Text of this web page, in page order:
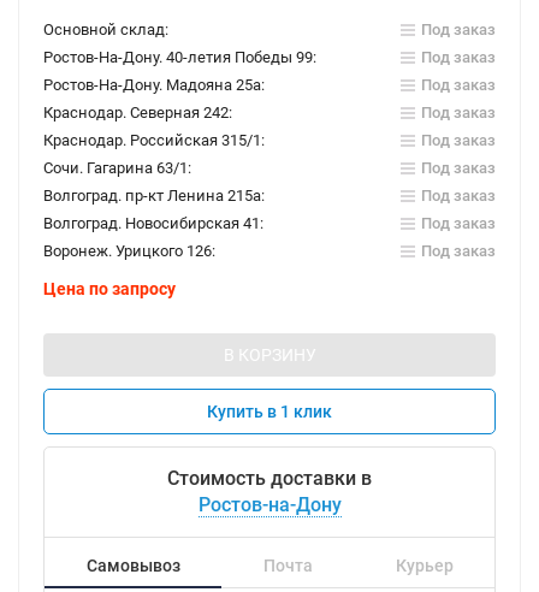
Основной склад:
Под заказ
Ростов-На-Дону. 40-летия Победы 99:
Под заказ
Ростов-На-Дону. Мадояна 25а:
Под заказ
Краснодар. Северная 242:
Под заказ
Краснодар. Российская 315/1:
Под заказ
Сочи. Гагарина 63/1:
Под заказ
Волгоград. пр-кт Ленина 215а:
Под заказ
Волгоград. Новосибирская 41:
Под заказ
Воронеж. Урицкого 126:
Под заказ
Цена по запросу
В КОРЗИНУ
Купить в 1 клик
Стоимость доставки в
Ростов-на-Дону
Самовывоз Почта Курьер